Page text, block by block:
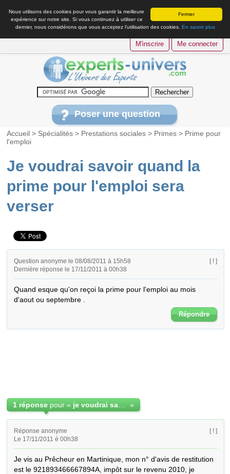
Fermer
Nous utilisons des cookies pour vous garantir la meilleure
expérience sur notre site. Si vous continuez à utiliser ce
dernier, nous considérons que vous acceptez l’utilisation des cookies. En savoir plus
M'inscrire Me connecter
Poser une question
Accueil > Spécialités > Prestations sociales > Primes > Prime pour
l'emploi
Je voudrai savoir quand la
prime pour l'emploi sera
verser
Question anonyme le 08/08/2011 à 15h58
Dernière réponse le 17/11/2011 à 00h38
[ ! ]
Quand esque qu'on reçoi la prime pour l'emploi au mois
d'aout ou septembre .
Répondre
1 réponse pour « »
Réponse anonyme
Le 17/11/2011 é 00h38
[ ! ]
Je vis au Prêcheur en Martinique, mon n° d'avis de restitution
est le 921893466667894A, impôt sur le revenu 2010, je